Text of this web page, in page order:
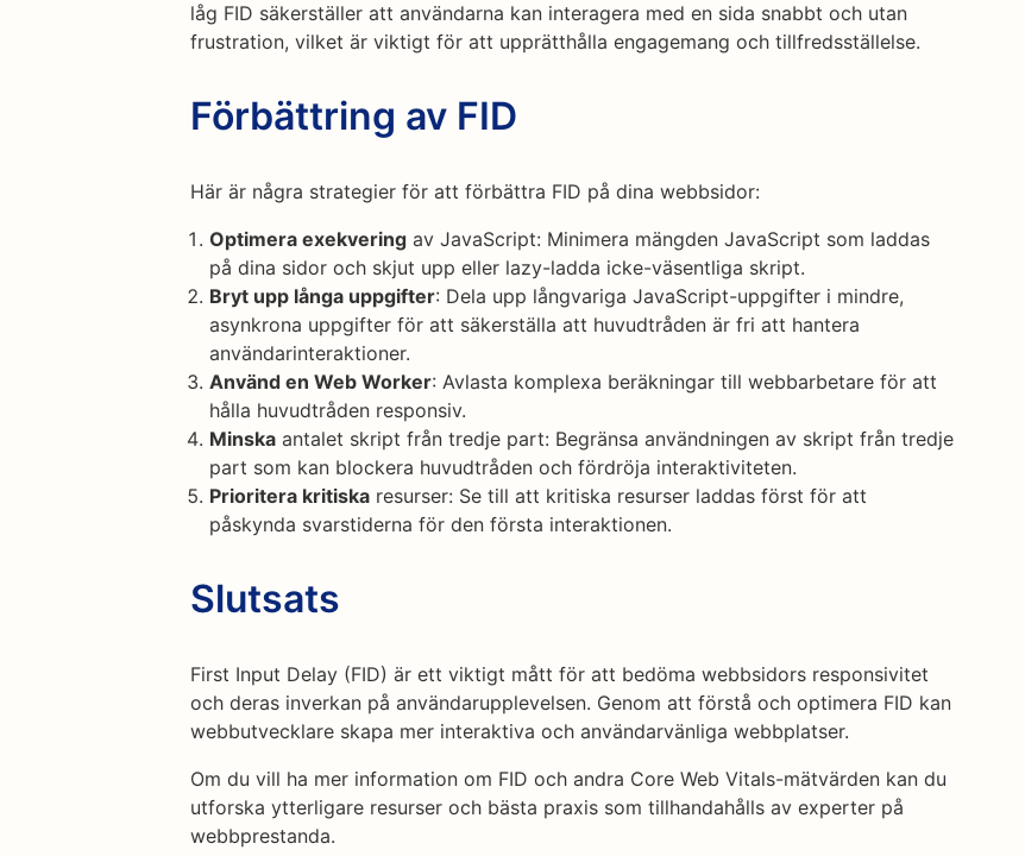
låg FID säkerställer att användarna kan interagera med en sida snabbt och utan
frustration, vilket är viktigt för att upprätthålla engagemang och tillfredsställelse.
Förbättring av FID
Här är några strategier för att förbättra FID på dina webbsidor:
Optimera exekvering av JavaScript: Minimera mängden JavaScript som laddas
på dina sidor och skjut upp eller lazy-ladda icke-väsentliga skript.
Bryt upp långa uppgifter: Dela upp långvariga JavaScript-uppgifter i mindre,
asynkrona uppgifter för att säkerställa att huvudtråden är fri att hantera
användarinteraktioner.
Använd en Web Worker: Avlasta komplexa beräkningar till webbarbetare för att
hålla huvudtråden responsiv.
Minska antalet skript från tredje part: Begränsa användningen av skript från tredje
part som kan blockera huvudtråden och fördröja interaktiviteten.
Prioritera kritiska resurser: Se till att kritiska resurser laddas först för att
påskynda svarstiderna för den första interaktionen.
Slutsats
First Input Delay (FID) är ett viktigt mått för att bedöma webbsidors responsivitet
och deras inverkan på användarupplevelsen. Genom att förstå och optimera FID kan
webbutvecklare skapa mer interaktiva och användarvänliga webbplatser.
Om du vill ha mer information om FID och andra Core Web Vitals-mätvärden kan du
utforska ytterligare resurser och bästa praxis som tillhandahålls av experter på
webbprestanda.